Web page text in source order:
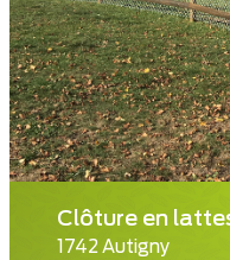
Clôture en
1742 Autigny